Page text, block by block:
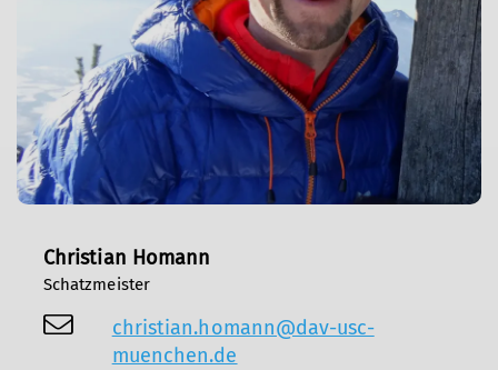
Christian Homann
Schatzmeister
christian.homann@dav-usc-
muenchen.de